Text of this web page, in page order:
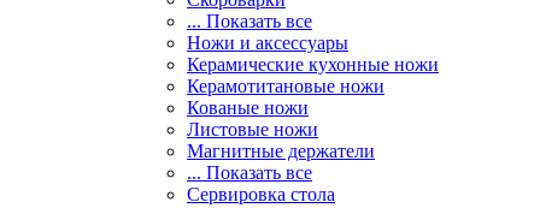
... Показать все
Ножи и аксессуары
Керамические кухонные ножи
Керамотитановые ножи
Кованые ножи
Листовые ножи
Магнитные держатели
... Показать все
Сервировка стола